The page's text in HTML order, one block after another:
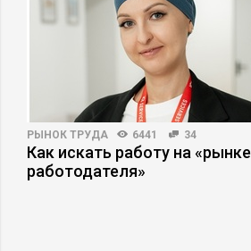
РЫНОК ТРУДА 6441 34
Как искать работу на «рынке
работодателя»